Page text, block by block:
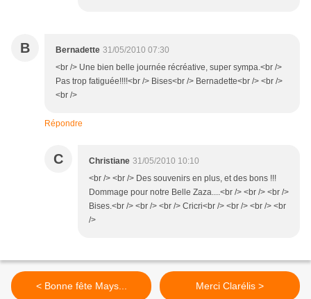
B Bernadette 31/05/2010 07:30
<br /> Une bien belle journée récréative, super sympa.<br />
Pas trop fatiguée!!!!<br /> Bises<br /> Bernadette<br /> <br />
<br />
Répondre
C Christiane 31/05/2010 10:10
<br /> <br /> Des souvenirs en plus, et des bons !!!
Dommage pour notre Belle Zaza....<br /> <br /> <br />
Bises.<br /> <br /> <br /> Cricri<br /> <br /> <br /> <br
/>
< Bonne fête Mays... Merci Clarélis >